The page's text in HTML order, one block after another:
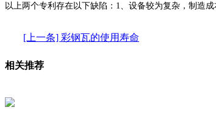
以上两个专利存在以下缺陷：1、设备较为复杂，制造
[上一条] 彩钢瓦的使用寿命
相关推荐